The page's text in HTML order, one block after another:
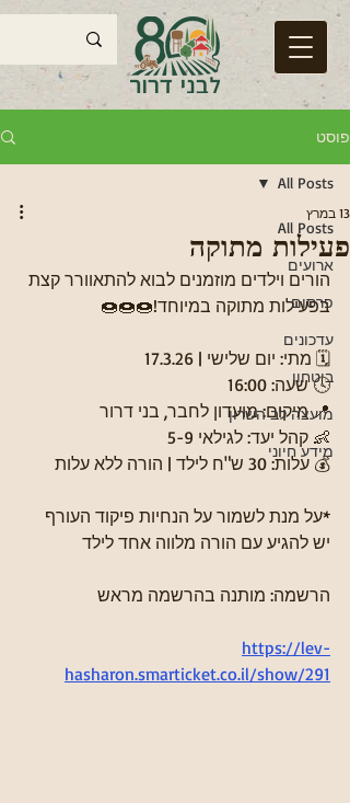
פוסט
All Posts
ארועים
פרסום
עדכונים
ביטחון
מועצה לב השרון
מידע חיוני
All Posts
פעילות מתוקה
13 במרץ
הורים וילדים מוזמנים לבוא להתאוורר קצת
בפעילות מתוקה במיוחד!🍩🍩🍩
🗓️ מתי: יום שלישי | 17.3.26
🕓 שעה: 16:00
📍 מיקום: מועדון לחבר, בני דרור
👶 קהל יעד: לגילאי 5-9
💰 עלות: 30 ש"ח לילד | הורה ללא עלות
*על מנת לשמור על הנחיות פיקוד העורף
יש להגיע עם הורה מלווה אחד לילד
הרשמה: מותנה בהרשמה מראש
https://lev-
hasharon.smarticket.co.il/show/291